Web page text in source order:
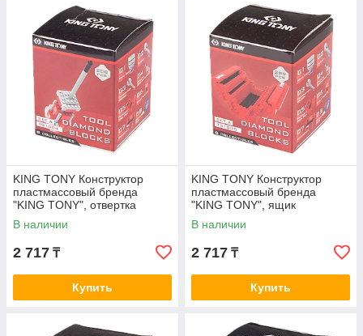
KING TONY Конструктор
пластмассовый бренда
"KING TONY", отвертка
крестовая KING TONY
TS1004
В наличии
2 717 ₸
Купить
KING TONY Конструктор
пластмассовый бренда
"KING TONY", ящик
раскладной KING TONY
TS1005
В наличии
2 717 ₸
Купить